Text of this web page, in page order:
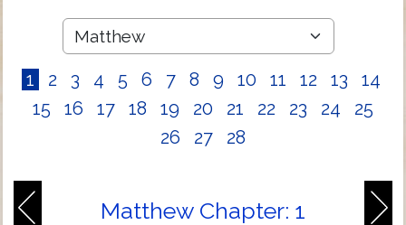
1 2 3 4 5 6 7 8 9 10 11 12 13
14
15
16 17 18 19 20 21 22 23 24
25
26
27 28
Matthew Chapter: 1